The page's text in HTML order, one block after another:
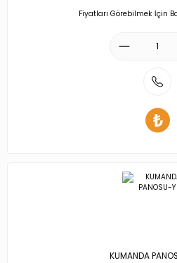
Fiyatları Görebilmek İçin
KUMANDA